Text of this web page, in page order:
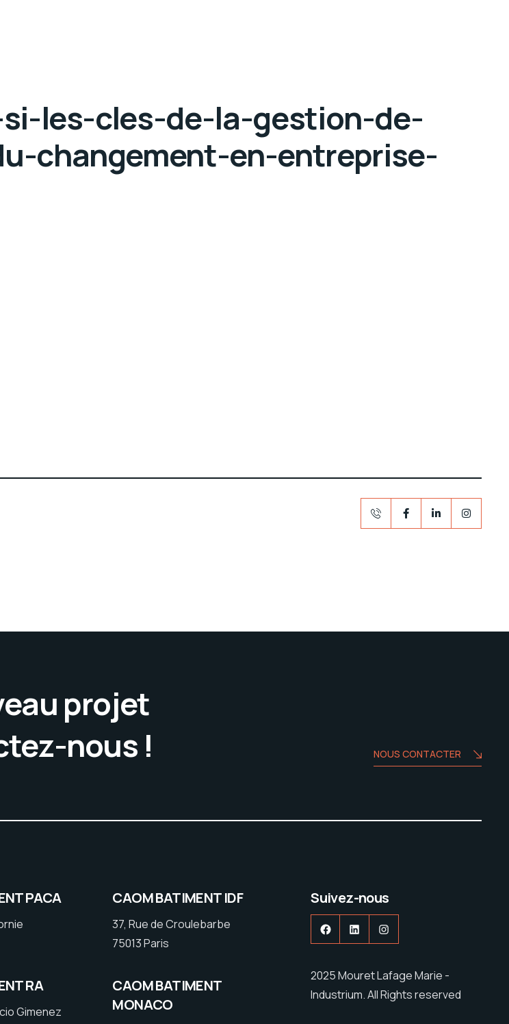
les-cles-de-la-gestion-de-
changement-en-entreprise-
projet
nous !
NOUS CONTACTER
PACA
RA
Gimenez
CAOM BATIMENT IDF
37, Rue de Croulebarbe
75013 Paris
CAOM BATIMENT
MONACO
Suivez-nous
Facebook
LinkedInInstagram
2025 Mouret Lafage Marie -
Industrium. All Rights reserved